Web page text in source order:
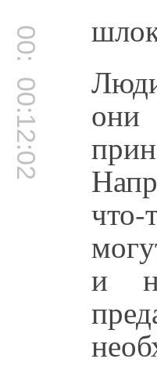
00:11:53
00:12:02
и